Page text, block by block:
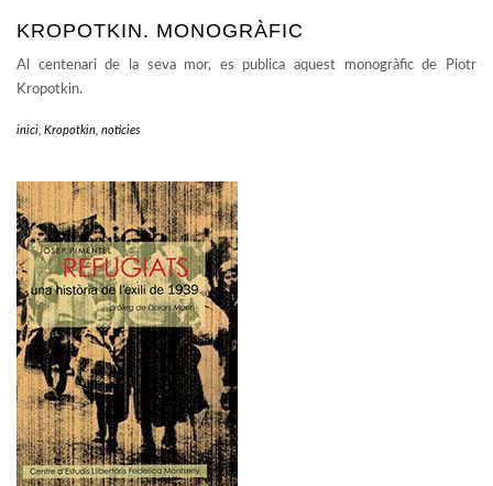
KROPOTKIN. MONOGRÀFIC
Al centenari de la seva mor, es publica aquest monogràfic de Piotr
Kropotkin.
inici Kropotkin noticies